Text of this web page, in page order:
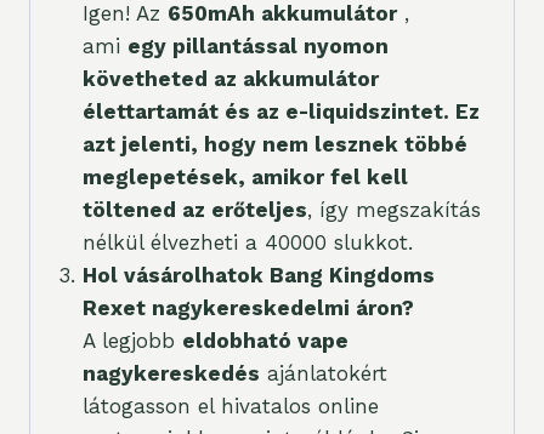
Igen! Az 650mAh akkumulátor,
ami egy pillantással nyomon
követheted az akkumulátor
élettartamát és az e-liquidszintet. Ez
azt jelenti, hogy nem lesznek többé
meglepetések, amikor fel kell
töltened az erőteljes, így megszakítás
nélkül élvezheti a 40000 slukkot.
Hol vásárolhatok Bang Kingdoms
Rexet nagykereskedelmi áron?
A legjobb eldobható vape
nagykereskedés ajánlatokért
látogasson el hivatalos online